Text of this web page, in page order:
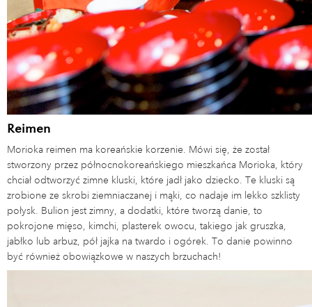
Reimen
Morioka reimen ma koreańskie korzenie. Mówi się, że został
stworzony przez północnokoreańskiego mieszkańca Morioka, który
chciał odtworzyć zimne kluski, które jadł jako dziecko. Te kluski są
zrobione ze skrobi ziemniaczanej i mąki, co nadaje im lekko szklisty
połysk. Bulion jest zimny, a dodatki, które tworzą danie, to
pokrojone mięso, kimchi, plasterek owocu, takiego jak gruszka,
jabłko lub arbuz, pół jajka na twardo i ogórek. To danie powinno
być również obowiązkowe w naszych brzuchach!